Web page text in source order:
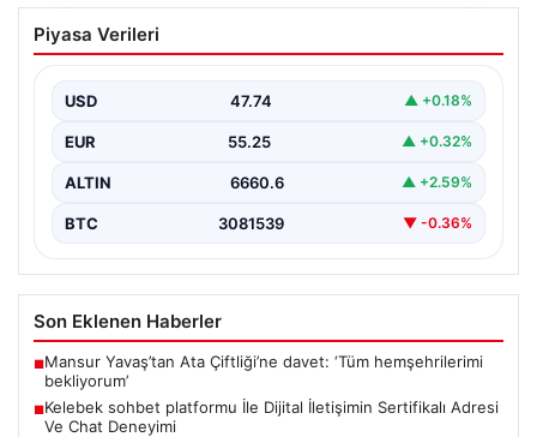
Kelebek sohbet platformu İle Dijital
İletişimin Sertifikalı Adresi Ve Chat
Sanal ortamında kullanıcıların güvenli bir biçimde iletişim
Piyasa Verileri
USD 47.74 ▲ +0.18%
EUR 55.25 ▲ +0.32%
ALTIN 6660.6 ▲ +2.59%
BTC 3081539 ▼ -0.36%
Son Eklenen Haberler
■Mansur Yavaş’tan Ata Çiftliği’ne davet: ‘Tüm hemşehrilerimi
bekliyorum’
■Kelebek sohbet platformu İle Dijital İletişimin Sertifikalı Adresi
Ve Chat Deneyimi